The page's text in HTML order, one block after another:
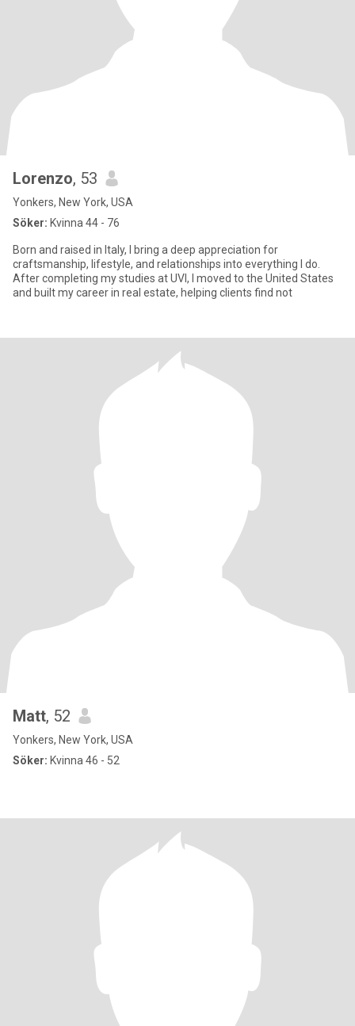
Lorenzo, 53
Yonkers, New York, USA
Söker: Kvinna 44 - 76
Born and raised in Italy, I bring a deep appreciation for
craftsmanship, lifestyle, and relationships into everything I do.
After completing my studies at UVI, I moved to the United States
and built my career in real estate, helping clients find not
Matt, 52
Yonkers, New York, USA
Söker: Kvinna 46 - 52